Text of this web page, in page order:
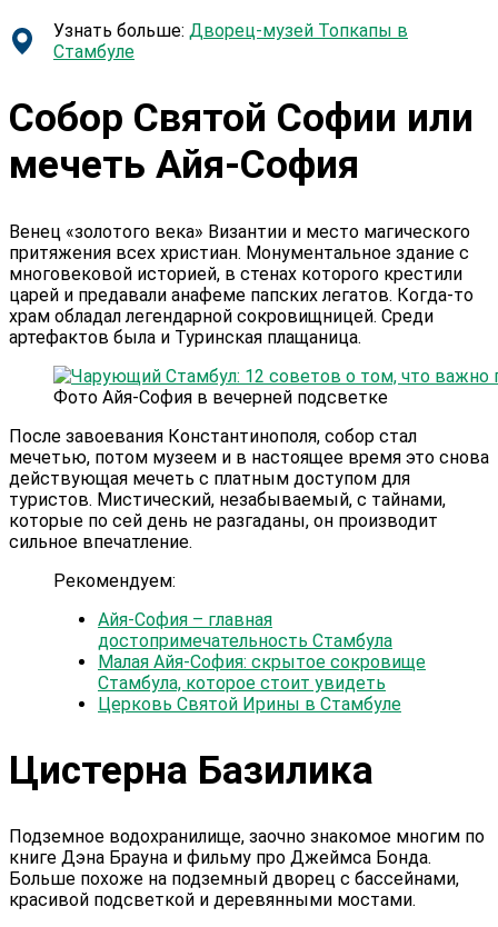
Узнать больше: Дворец-музей Топкапы в
Стамбуле
Собор Святой Софии или
мечеть Айя-София
Венец «золотого века» Византии и место магического
притяжения всех христиан. Монументальное здание с
многовековой историей, в стенах которого крестили
царей и предавали анафеме папских легатов. Когда-то
храм обладал легендарной сокровищницей. Среди
артефактов была и Туринская плащаница.
Фото Айя-София в вечерней подсветке
После завоевания Константинополя, собор стал
мечетью, потом музеем и в настоящее время это снова
действующая мечеть с платным доступом для
туристов. Мистический, незабываемый, с тайнами,
которые по сей день не разгаданы, он производит
сильное впечатление.
Рекомендуем:
Айя-София – главная
достопримечательность Стамбула
Малая Айя-София: скрытое сокровище
Стамбула, которое стоит увидеть
Церковь Святой Ирины в Стамбуле
Цистерна Базилика
Подземное водохранилище, заочно знакомое многим по
книге Дэна Брауна и фильму про Джеймса Бонда.
Больше похоже на подземный дворец с бассейнами,
красивой подсветкой и деревянными мостами.